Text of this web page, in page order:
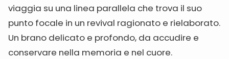
viaggia su una linea parallela che trova il suo
punto focale in un revival ragionato e rielaborato.
Un brano delicato e profondo, da accudire e
conservare nella memoria e nel cuore.